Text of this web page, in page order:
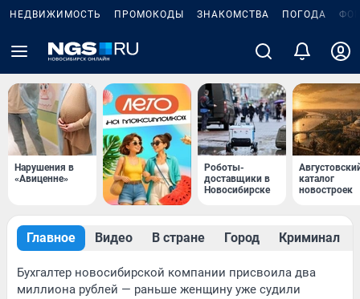
НЕДВИЖИМОСТЬ ПРОМОКОДЫ ЗНАКОМСТВА ПОГОДА
Нарушения в
«Авиценне»
Роботы-
доставщики в
Новосибирске
каталог
новостроек
Главное Видео В стране Город Криминал
Бухгалтер новосибирской компании присвоила два
миллиона рублей — раньше женщину уже судили